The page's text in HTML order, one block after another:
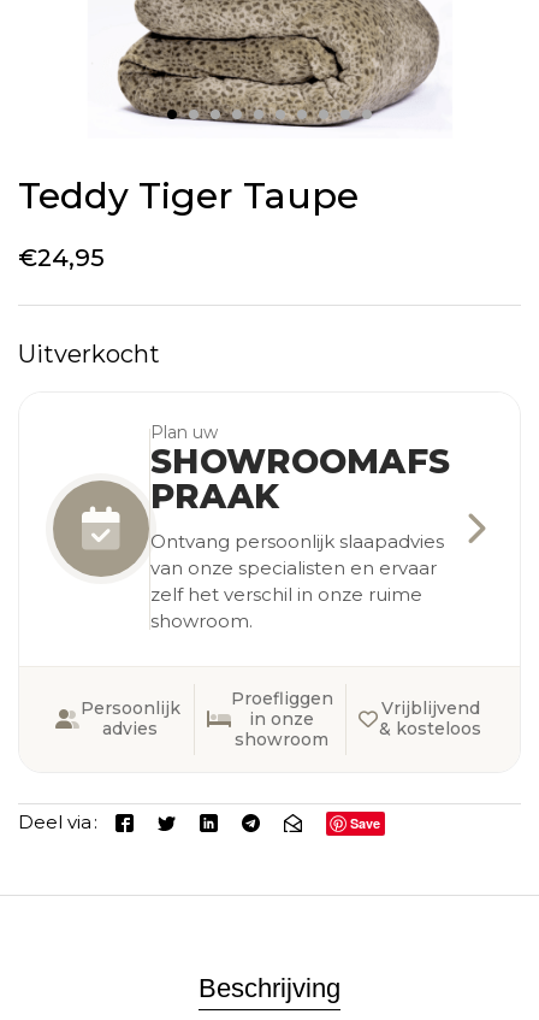
Teddy Tiger Taupe
€24,95
Uitverkocht
Plan uw
SHOWROOMAFS
PRAAK
Ontvang persoonlijk slaapadvies
van onze specialisten en ervaar
zelf het verschil in onze ruime
showroom.
Persoonlijk
advies
Proefliggen
in onze
showroom
Vrijblijvend
& kosteloos
Deel via Save
Beschrijving